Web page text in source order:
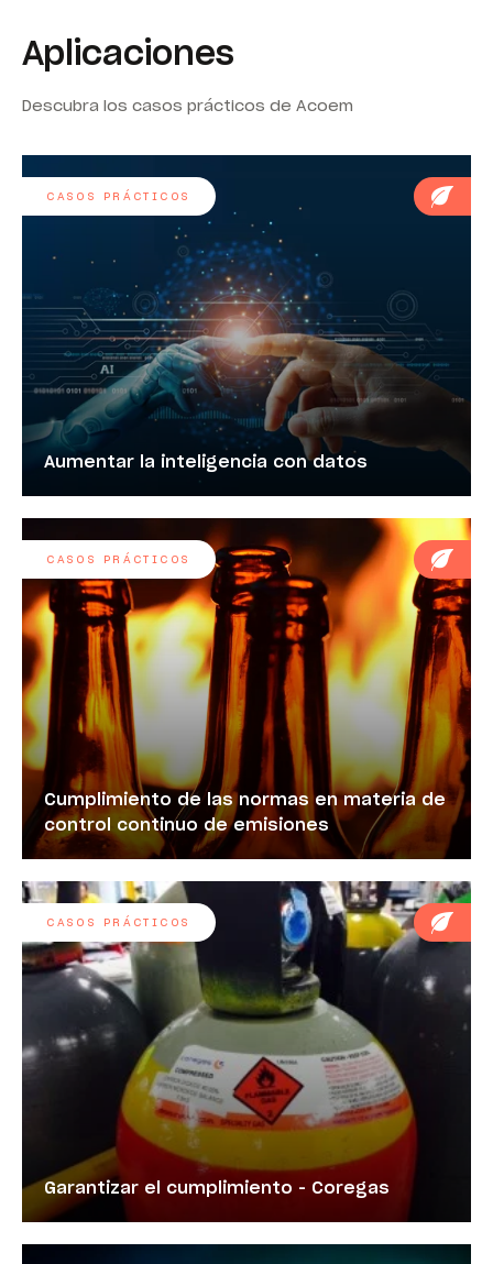
Aplicaciones
Descubra los casos prácticos de Acoem
Aumentar la inteligencia con datos
CASOS PRÁCTICOS
Cumplimiento de las normas en materia de
control continuo de emisiones
CASOS PRÁCTICOS
Garantizar el cumplimiento - Coregas
CASOS PRÁCTICOS